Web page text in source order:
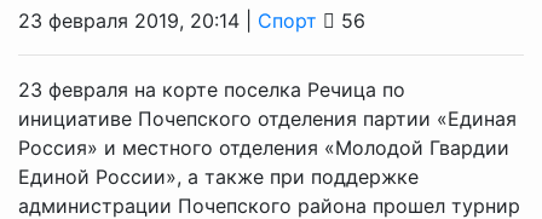
23 февраля 2019, 20:14 | Спорт 56
23 февраля на корте поселка Речица по
инициативе Почепского отделения партии «Единая
Россия» и местного отделения «Молодой Гвардии
Единой России», а также при поддержке
администрации Почепского района прошел турнир